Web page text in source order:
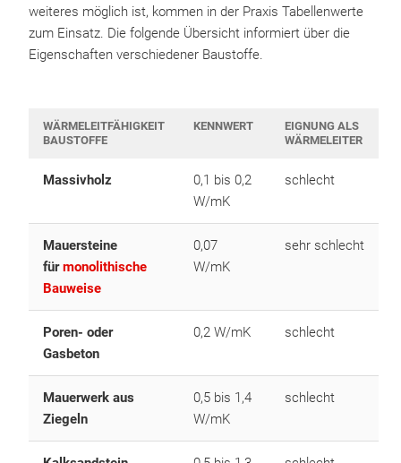
weiteres möglich ist, kommen in der Praxis Tabellenwerte
zum Einsatz. Die folgende Übersicht informiert über die
Eigenschaften verschiedener Baustoffe.
WÄRMELEITFÄHIGKEIT
BAUSTOFFE
KENNWERT
EIGNUNG ALS
WÄRMELEITER
Massivholz
0,1 bis 0,2
W/mK
schlecht
Mauersteine
fürmonolithische
Bauweise
0,07
W/mK
sehr schlecht
Poren- oder
Gasbeton
0,2 W/mK schlecht
Mauerwerk aus
Ziegeln
0,5 bis 1,4
W/mK
schlecht